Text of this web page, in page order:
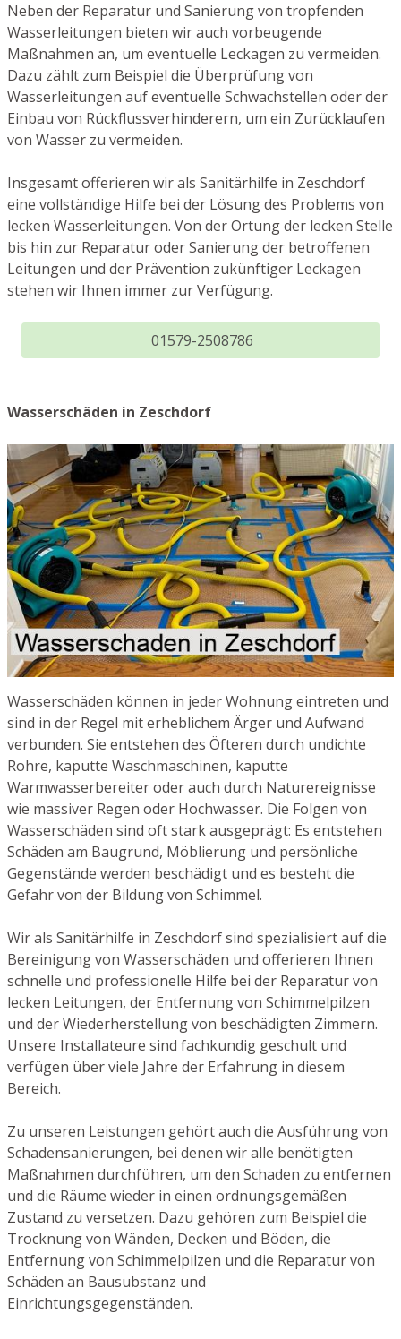
Neben der Reparatur und Sanierung von tropfenden
Wasserleitungen bieten wir auch vorbeugende
Maßnahmen an, um eventuelle Leckagen zu vermeiden.
Dazu zählt zum Beispiel die Überprüfung von
Wasserleitungen auf eventuelle Schwachstellen oder der
Einbau von Rückflussverhinderern, um ein Zurücklaufen
von Wasser zu vermeiden.
Insgesamt offerieren wir als Sanitärhilfe in Zeschdorf
eine vollständige Hilfe bei der Lösung des Problems von
lecken Wasserleitungen. Von der Ortung der lecken Stelle
bis hin zur Reparatur oder Sanierung der betroffenen
Leitungen und der Prävention zukünftiger Leckagen
stehen wir Ihnen immer zur Verfügung.
01579-2508786
Wasserschäden in Zeschdorf
Wasserschäden können in jeder Wohnung eintreten und
sind in der Regel mit erheblichem Ärger und Aufwand
verbunden. Sie entstehen des Öfteren durch undichte
Rohre, kaputte Waschmaschinen, kaputte
Warmwasserbereiter oder auch durch Naturereignisse
wie massiver Regen oder Hochwasser. Die Folgen von
Wasserschäden sind oft stark ausgeprägt: Es entstehen
Schäden am Baugrund, Möblierung und persönliche
Gegenstände werden beschädigt und es besteht die
Gefahr von der Bildung von Schimmel.
Wir als Sanitärhilfe in Zeschdorf sind spezialisiert auf die
Bereinigung von Wasserschäden und offerieren Ihnen
schnelle und professionelle Hilfe bei der Reparatur von
lecken Leitungen, der Entfernung von Schimmelpilzen
und der Wiederherstellung von beschädigten Zimmern.
Unsere Installateure sind fachkundig geschult und
verfügen über viele Jahre der Erfahrung in diesem
Bereich.
Zu unseren Leistungen gehört auch die Ausführung von
Schadensanierungen, bei denen wir alle benötigten
Maßnahmen durchführen, um den Schaden zu entfernen
und die Räume wieder in einen ordnungsgemäßen
Zustand zu versetzen. Dazu gehören zum Beispiel die
Trocknung von Wänden, Decken und Böden, die
Entfernung von Schimmelpilzen und die Reparatur von
Schäden an Bausubstanz und
Einrichtungsgegenständen.